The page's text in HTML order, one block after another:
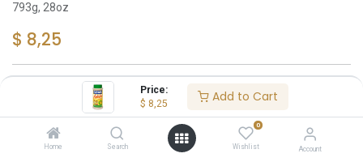
Price:
$ 8,25 Add to Cart
Home Search
0
Wishlist Account
793g, 28oz
$ 8,25
Add to Cart
Añadir a lista de deseos